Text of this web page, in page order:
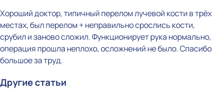
Хороший доктор, типичный перелом лучевой кости в трёх
местах, был перелом + неправильно срослись кости,
срубил и заново сложил. Функционирует рука нормально,
операция прошла неплохо, осложнений не было. Спасибо
большое за труд.
Другие статьи